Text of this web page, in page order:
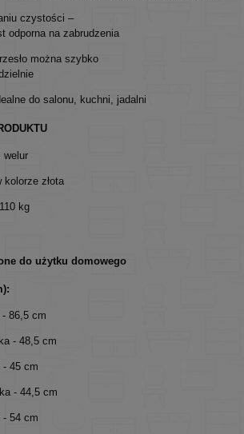
czystości –
odporna na zabrudzenia
można szybko
do salonu, kuchni, jadalni
welur
kolorze złota
kg
do użytku domowego
- 86,5 cm
- 48,5 cm
- 45 cm
- 44,5 cm
- 54 cm